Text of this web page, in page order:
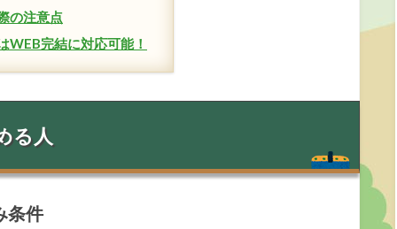
の注意点
WEB完結に対応可能！
る人
条件